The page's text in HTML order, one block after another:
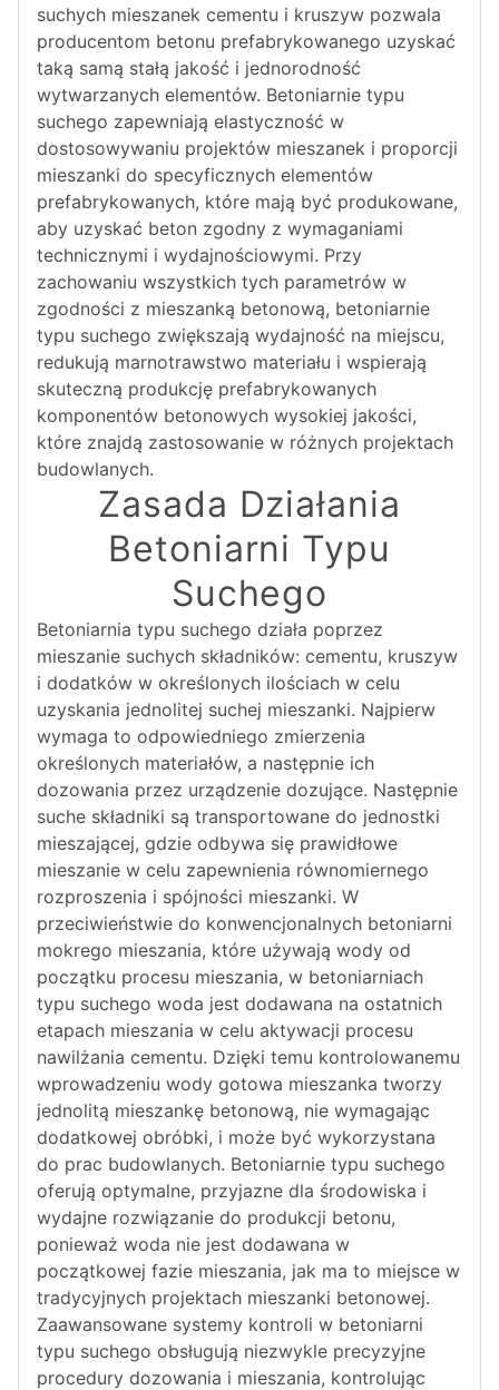
suchych mieszanek cementu i kruszyw pozwala
producentom betonu prefabrykowanego uzyskać
taką samą stałą jakość i jednorodność
wytwarzanych elementów. Betoniarnie typu
suchego zapewniają elastyczność w
dostosowywaniu projektów mieszanek i proporcji
mieszanki do specyficznych elementów
prefabrykowanych, które mają być produkowane,
aby uzyskać beton zgodny z wymaganiami
technicznymi i wydajnościowymi. Przy
zachowaniu wszystkich tych parametrów w
zgodności z mieszanką betonową, betoniarnie
typu suchego zwiększają wydajność na miejscu,
redukują marnotrawstwo materiału i wspierają
skuteczną produkcję prefabrykowanych
komponentów betonowych wysokiej jakości,
które znajdą zastosowanie w różnych projektach
budowlanych.
Zasada Działania
Betoniarni Typu
Suchego
Betoniarnia typu suchego działa poprzez
mieszanie suchych składników: cementu, kruszyw
i dodatków w określonych ilościach w celu
uzyskania jednolitej suchej mieszanki. Najpierw
wymaga to odpowiedniego zmierzenia
określonych materiałów, a następnie ich
dozowania przez urządzenie dozujące. Następnie
suche składniki są transportowane do jednostki
mieszającej, gdzie odbywa się prawidłowe
mieszanie w celu zapewnienia równomiernego
rozproszenia i spójności mieszanki. W
przeciwieństwie do konwencjonalnych betoniarni
mokrego mieszania, które używają wody od
początku procesu mieszania, w betoniarniach
typu suchego woda jest dodawana na ostatnich
etapach mieszania w celu aktywacji procesu
nawilżania cementu. Dzięki temu kontrolowanemu
wprowadzeniu wody gotowa mieszanka tworzy
jednolitą mieszankę betonową, nie wymagając
dodatkowej obróbki, i może być wykorzystana
do prac budowlanych. Betoniarnie typu suchego
oferują optymalne, przyjazne dla środowiska i
wydajne rozwiązanie do produkcji betonu,
ponieważ woda nie jest dodawana w
początkowej fazie mieszania, jak ma to miejsce w
tradycyjnych projektach mieszanki betonowej.
Zaawansowane systemy kontroli w betoniarni
typu suchego obsługują niezwykle precyzyjne
procedury dozowania i mieszania, kontrolując